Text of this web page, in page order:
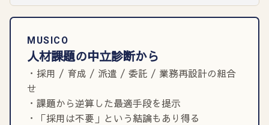
MUSICO
人材課題の中立診断から
・採用 / 育成 / 派遣 / 委託 / 業務再設計の組合
せ
・課題から逆算した最適手段を提示
・「採用は不要」という結論もあり得る